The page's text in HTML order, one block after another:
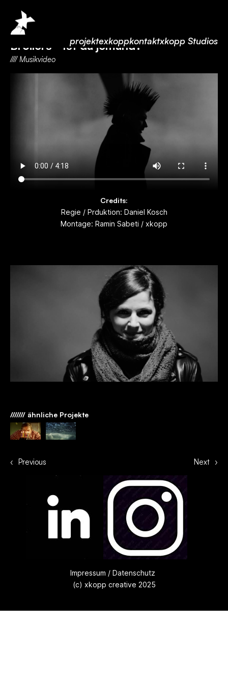
projektexkoppkontaktxkopp Studios
Broilers - Ist da jemand?
//// Musikvideo
Credits:
Regie / Prduktion: Daniel Kosch
Montage: Ramin Sabeti / xkopp
/////// ähnliche Projekte
‹ Previous ›
Next
Impressum / Datenschutz
(c) xkopp creative 2025